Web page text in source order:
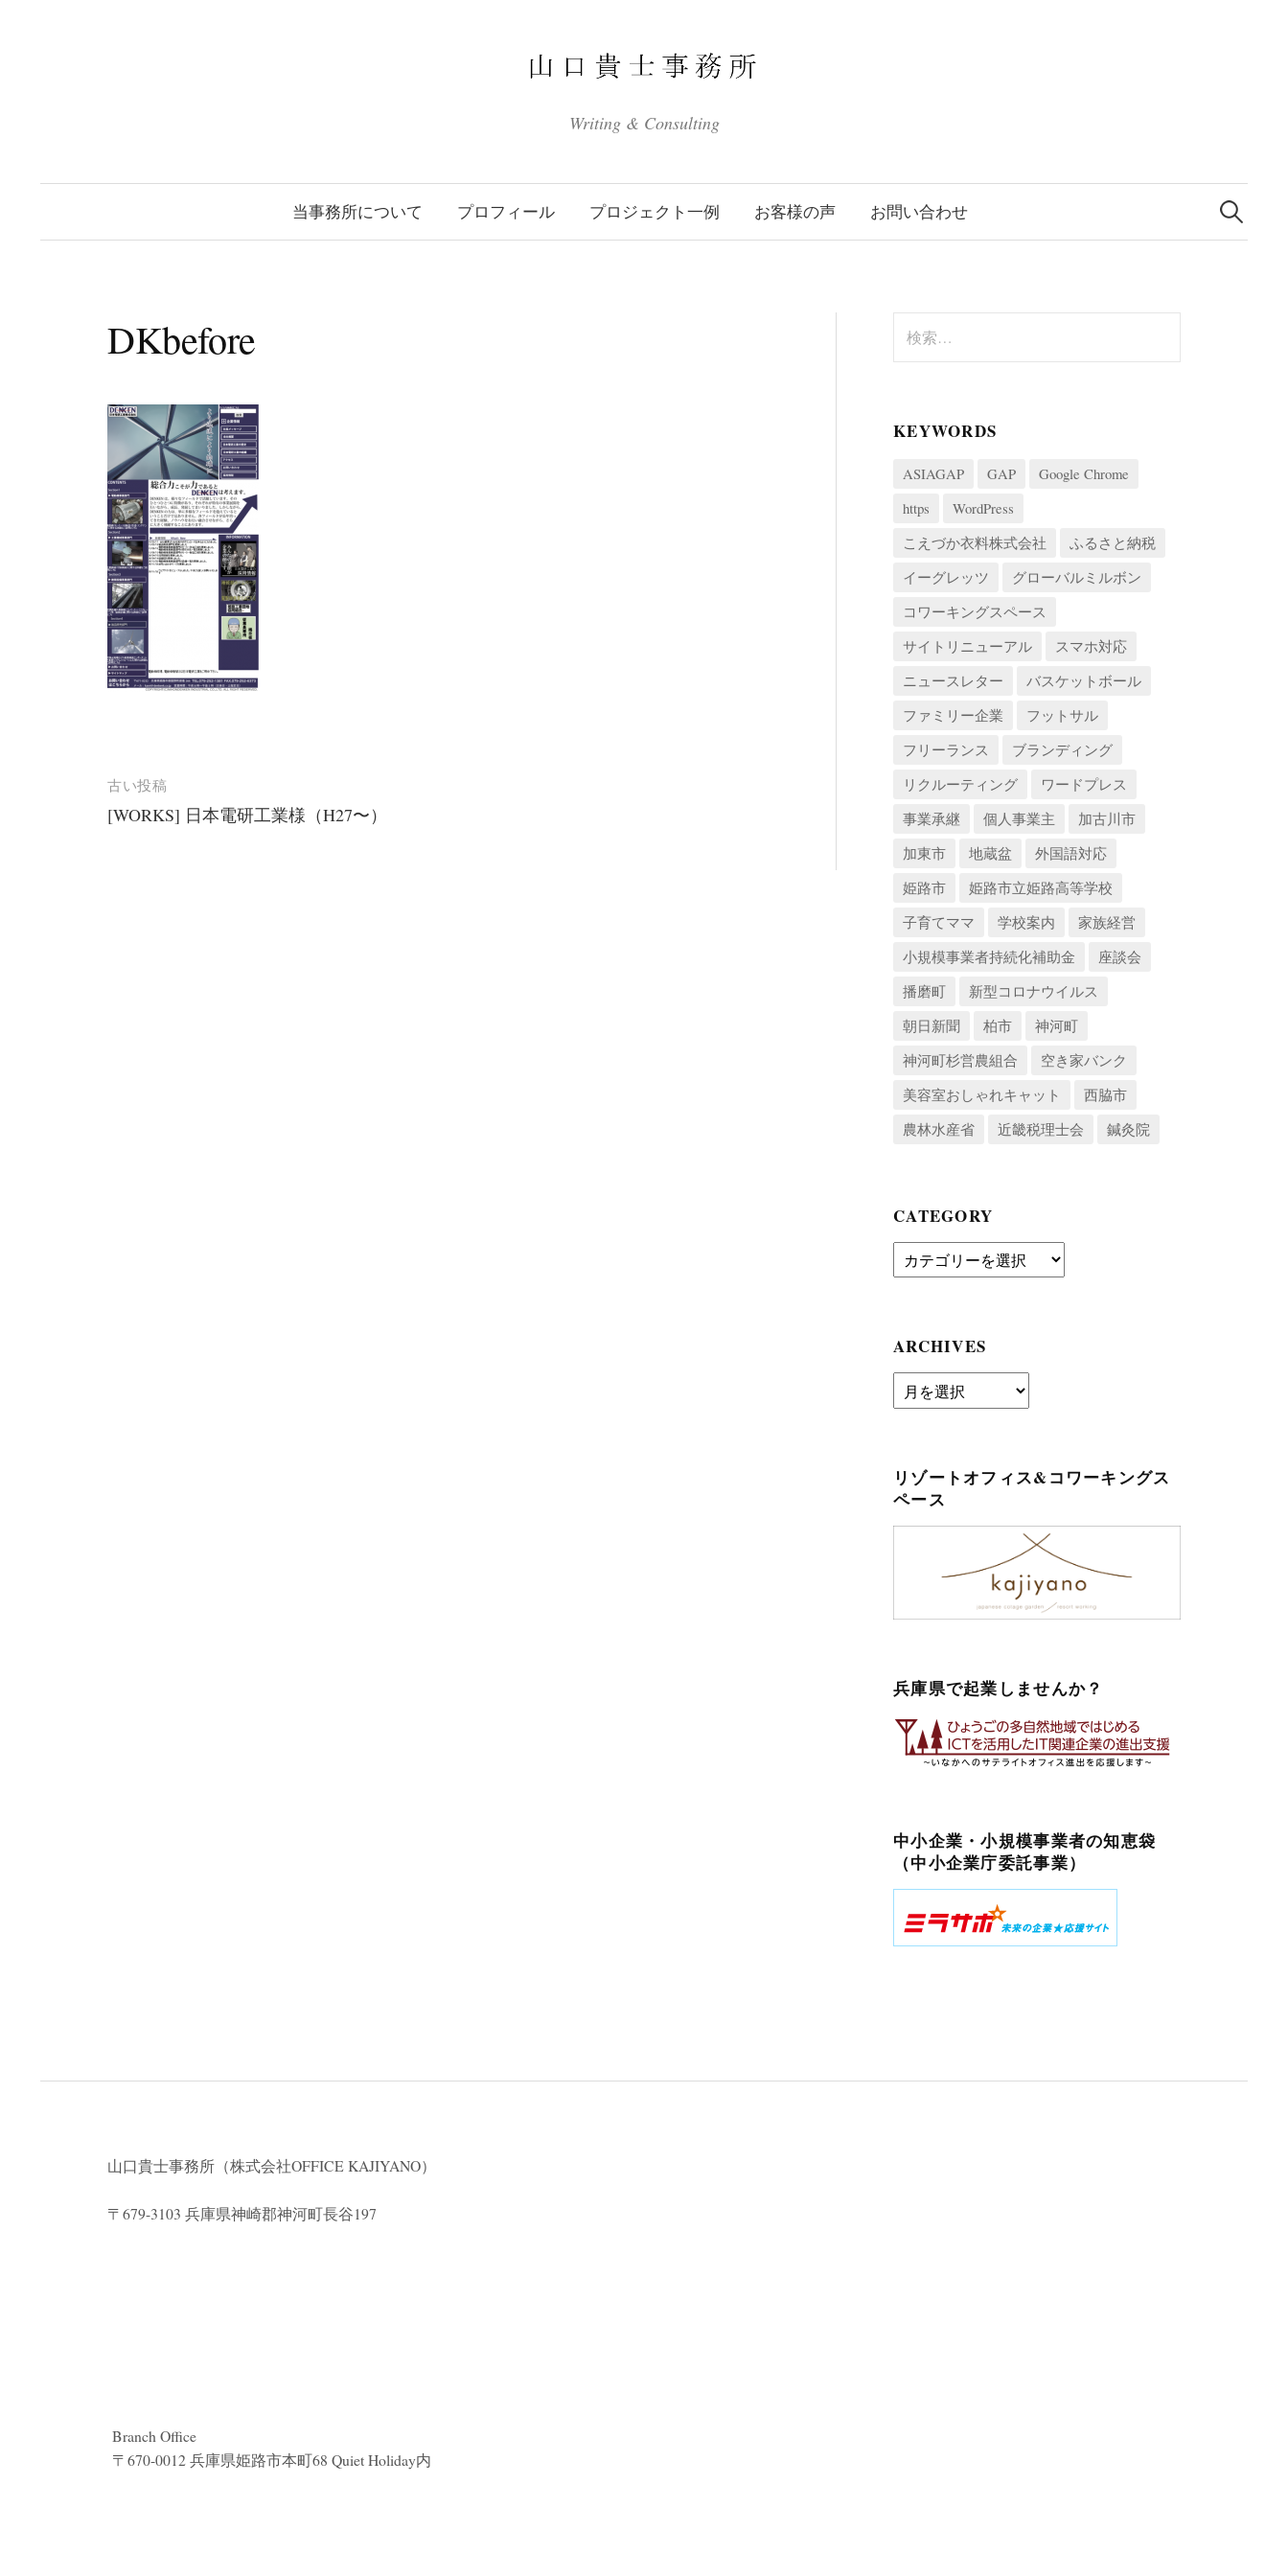
ス
ッ
Writing & Consulting
当事務所について プロフィール プロジェクト一例 お客様の声 お問い合わせ
検
索:
DKbefore
投
稿
古い投稿
[WORKS] 日本電研工業様（H27〜）
索:
KEYWORDS
ASIAGAP GAP
Google Chrome
https
WordPress
こえづか衣料株式会社
ふるさと納税
イーグレッツ
グローバルミルボン
コワーキングスペース
サイトリニューアル
スマホ対応
ニュースレター
バスケットボール
ファミリー企業
フットサル
フリーランス
ブランディング
リクルーティング
ワードプレス
事業承継
個人事業主
加古川市
加東市
地蔵盆
外国語対応
姫路市
姫路市立姫路高等学校
子育てママ
学校案内
家族経営
小規模事業者持続化補助金
座談会
播磨町
新型コロナウイルス
朝日新聞
柏市
神河町
神河町杉営農組合
空き家バンク
美容室おしゃれキャット
西脇市
農林水産省
近畿税理士会 鍼灸院
CATEGORY
Category
ARCHIVES
archives
リゾートオフィス&コワーキングス
ペース
兵庫県で起業しませんか？
中小企業・小規模事業者の知恵袋
（中小企業庁委託事業）
山口貴士事務所（株式会社OFFICE KAJIYANO）
〒679-3103 兵庫県神崎郡神河町長谷197
Branch Office
〒670-0012 兵庫県姫路市本町68 Quiet Holiday内